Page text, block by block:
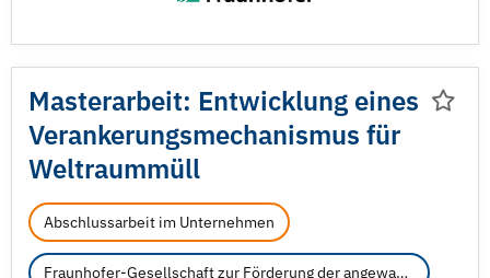
Masterarbeit: Entwicklung eines
Verankerungsmechanismus für
Weltraummüll
Abschlussarbeit im Unternehmen
Fraunhofer-Gesellschaft zur Förderung der angewandten Forschung e.V.